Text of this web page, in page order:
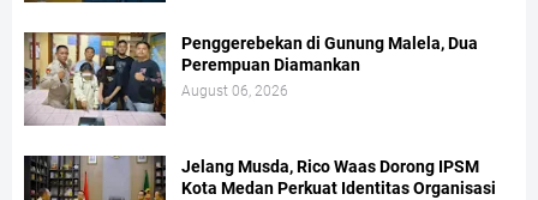
Penggerebekan di Gunung Malela, Dua
Perempuan Diamankan
August 06, 2026
Jelang Musda, Rico Waas Dorong IPSM
Kota Medan Perkuat Identitas Organisasi